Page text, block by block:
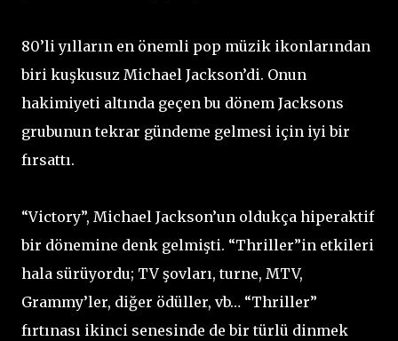
80’li yılların en önemli pop müzik ikonlarından
biri kuşkusuz Michael Jackson’di. Onun
hakimiyeti altında geçen bu dönem Jacksons
grubunun tekrar gündeme gelmesi için iyi bir
fırsattı.
“Victory”, Michael Jackson’un oldukça hiperaktif
bir dönemine denk gelmişti. “Thriller”in etkileri
hala sürüyordu; TV şovları, turne, MTV,
Grammy’ler, diğer ödüller, vb… “Thriller”
fırtınası ikinci senesinde de bir türlü dinmek